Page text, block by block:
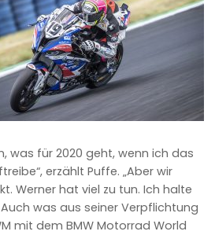
was für 2020 geht, wenn ich das
erzählt Puffe. „Aber wir
Werner hat viel zu tun. Ich halte
was aus seiner Verpflichtung
mit dem BMW Motorrad World